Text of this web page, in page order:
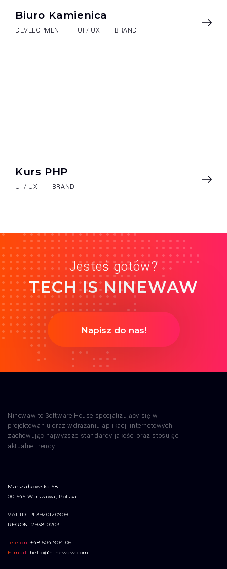
Biuro Kamienica
DEVELOPMENT UI / UX BRAND
Kurs PHP
UI / UX BRAND
Jesteś gotów?
TECH IS NINEWAW
Napisz do nas!
Ninewaw to Software House specjalizujący się w
projektowaniu oraz wdrażaniu aplikacji internetowych
zachowując najwyższe standardy jakości oraz stosując
aktualne trendy.
Marszałkowska 58
00-545 Warszawa, Polska
VAT ID: PL3920120909
REGON: 293810203
Telefon: +48 504 904 061
E-mail: hello@ninewaw.com